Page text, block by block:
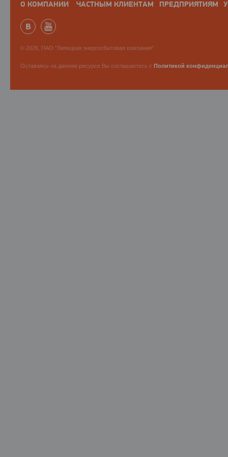
О КОМПАНИИ ЧАСТНЫМ КЛИЕНТАМ ПРЕДПРИЯТИЯМ
© 2026, ПАО "Липецкая энергосбытовая компания".
Оставаясь на данном ресурсе Вы соглашаетесь с Политикой